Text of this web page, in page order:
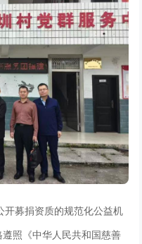
募捐资质的规范化公益机
照《中华人民共和国慈善